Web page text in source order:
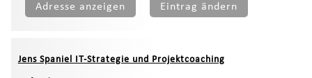
Adresse anzeigen Eintrag ändern
Jens Spaniel IT-Strategie und Projektcoaching